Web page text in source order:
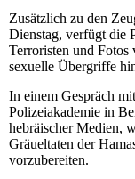
Zusätzlich zu den
Dienstag, verfügt die
Terroristen und
sexuelle Übergriffe
In einem Gespräch
Polizeiakademie in
hebräischer Medien,
Gräueltaten der
vorzubereiten.